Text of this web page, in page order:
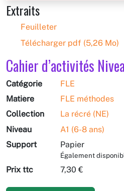
Extraits
Feuilleter
Télécharger pdf (5,26 Mo)
Cahier d’activités
Catégorie
FLE
Matière
FLE méthodes
Collection
La récré (NE)
Niveau
A1 (6-8 ans)
Support
Papier
Également
Prix ttc 7,30 €